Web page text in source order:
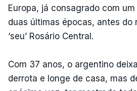
Europa, já consagrado com um
duas últimas épocas, antes do
‘seu’ Rosário Central.
Com 37 anos, o argentino
derrota e longe de casa, mas